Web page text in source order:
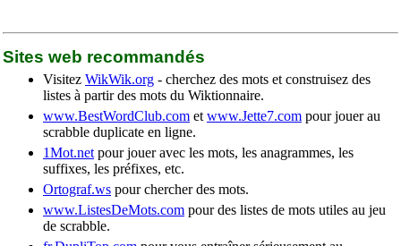
Sites web recommandés
Visitez WikWik.org - cherchez des mots et construisez des
listes à partir des mots du Wiktionnaire.
www.BestWordClub.com et www.Jette7.com pour jouer au
scrabble duplicate en ligne.
1Mot.net pour jouer avec les mots, les anagrammes, les
suffixes, les préfixes, etc.
Ortograf.ws pour chercher des mots.
www.ListesDeMots.com pour des listes de mots utiles au jeu
de scrabble.